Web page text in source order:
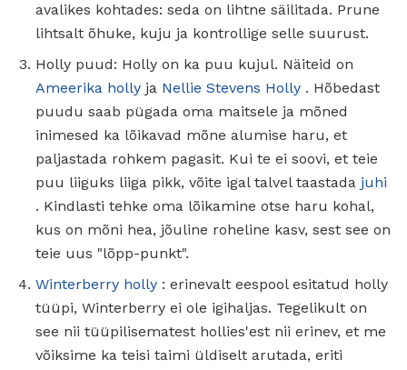
avalikes kohtades: seda on lihtne säilitada. Prune
lihtsalt õhuke, kuju ja kontrollige selle suurust.
Holly puud: Holly on ka puu kujul. Näiteid on
Ameerika holly ja Nellie Stevens Holly . Hõbedast
puudu saab pügada oma maitsele ja mõned
inimesed ka lõikavad mõne alumise haru, et
paljastada rohkem pagasit. Kui te ei soovi, et teie
puu liiguks liiga pikk, võite igal talvel taastada juhi
. Kindlasti tehke oma lõikamine otse haru kohal,
kus on mõni hea, jõuline roheline kasv, sest see on
teie uus "lõpp-punkt".
Winterberry holly : erinevalt eespool esitatud holly
tüüpi, Winterberry ei ole igihaljas. Tegelikult on
see nii tüüpilisematest hollies'est nii erinev, et me
võiksime ka teisi taimi üldiselt arutada, eriti